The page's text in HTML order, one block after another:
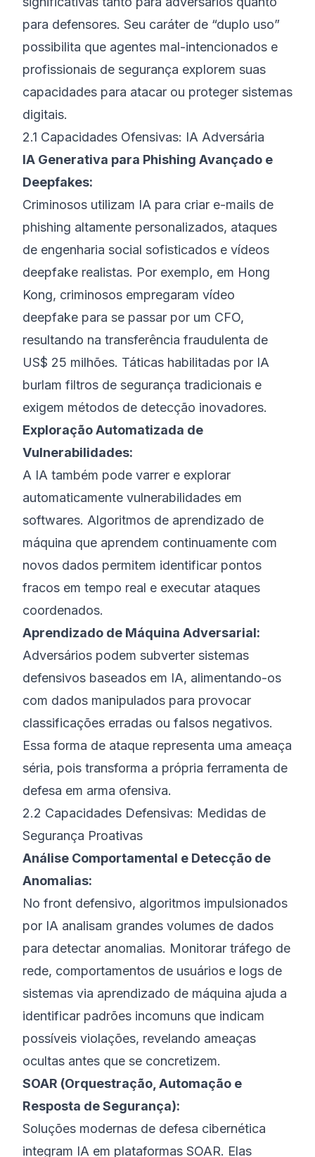
para defensores. Seu caráter de “duplo uso”
possibilita que agentes mal-intencionados e
profissionais de segurança explorem suas
capacidades para atacar ou proteger sistemas
digitais.
2.1 Capacidades Ofensivas: IA Adversária
IA Generativa para Phishing Avançado e
Deepfakes:
Criminosos utilizam IA para criar e-mails de
phishing altamente personalizados, ataques
de engenharia social sofisticados e vídeos
deepfake realistas. Por exemplo, em Hong
Kong, criminosos empregaram vídeo
deepfake para se passar por um CFO,
resultando na transferência fraudulenta de
US$ 25 milhões. Táticas habilitadas por IA
burlam filtros de segurança tradicionais e
exigem métodos de detecção inovadores.
Exploração Automatizada de
Vulnerabilidades:
A IA também pode varrer e explorar
automaticamente vulnerabilidades em
softwares. Algoritmos de aprendizado de
máquina que aprendem continuamente com
novos dados permitem identificar pontos
fracos em tempo real e executar ataques
coordenados.
Aprendizado de Máquina Adversarial:
Adversários podem subverter sistemas
defensivos baseados em IA, alimentando-os
com dados manipulados para provocar
classificações erradas ou falsos negativos.
Essa forma de ataque representa uma ameaça
séria, pois transforma a própria ferramenta de
defesa em arma ofensiva.
2.2 Capacidades Defensivas: Medidas de
Segurança Proativas
Análise Comportamental e Detecção de
Anomalias:
No front defensivo, algoritmos impulsionados
por IA analisam grandes volumes de dados
para detectar anomalias. Monitorar tráfego de
rede, comportamentos de usuários e logs de
sistemas via aprendizado de máquina ajuda a
identificar padrões incomuns que indicam
possíveis violações, revelando ameaças
ocultas antes que se concretizem.
SOAR (Orquestração, Automação e
Resposta de Segurança):
Soluções modernas de defesa cibernética
integram IA em plataformas SOAR. Elas